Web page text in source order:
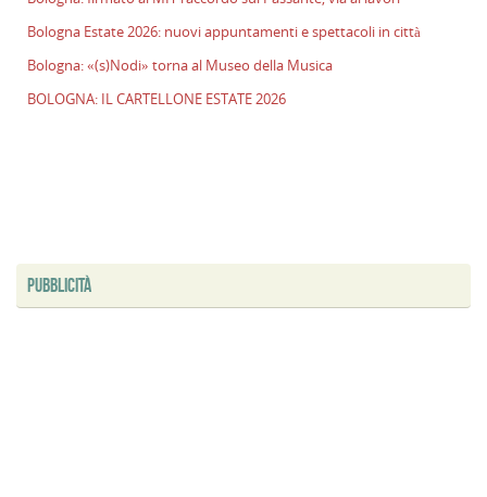
Bologna Estate 2026: nuovi appuntamenti e spettacoli in città
Bologna: «(s)Nodi» torna al Museo della Musica
BOLOGNA: IL CARTELLONE ESTATE 2026
PUBBLICITÀ